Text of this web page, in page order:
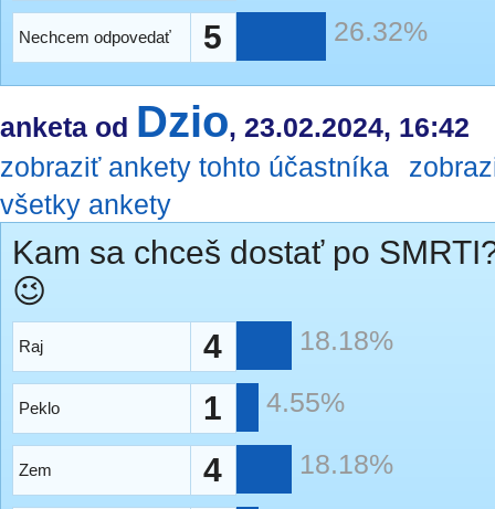
Nechcem odpovedať 5 26.32%
anketa od Dzio, 23.02.2024, 16:42
zobraziť ankety tohto účastníka
všetky ankety
Kam sa chceš dostať po
😉
Raj 4 18.18%
Peklo 1 4.55%
Zem 4 18.18%